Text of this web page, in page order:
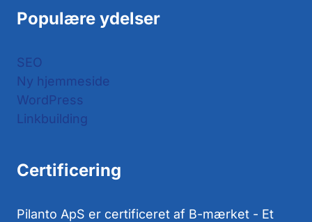
Populære ydelser
SEO
Ny hjemmeside
WordPress
Linkbuilding
Certificering
Pilanto ApS er certificeret af B-mærket - Et